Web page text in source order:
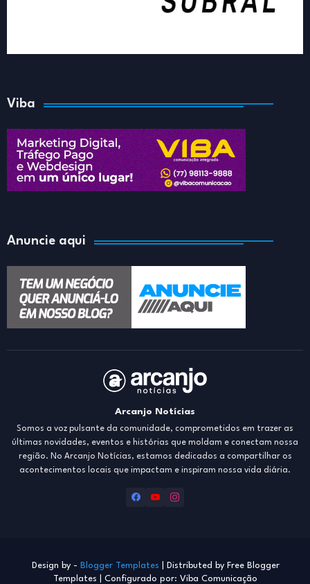
Viba
Anuncie aqui
Arcanjo Notícias
Somos a voz pulsante da comunidade, comprometidos em trazer as
últimas novidades, eventos e histórias que moldam e conectam nossa
região. No Arcanjo Notícias, estamos dedicados a compartilhar os
acontecimentos locais que impactam e inspiram nossa vida diária.
Design by - Blogger Templates | Distributed by Free Blogger
Templates | Configurado por: Viba Comunicação